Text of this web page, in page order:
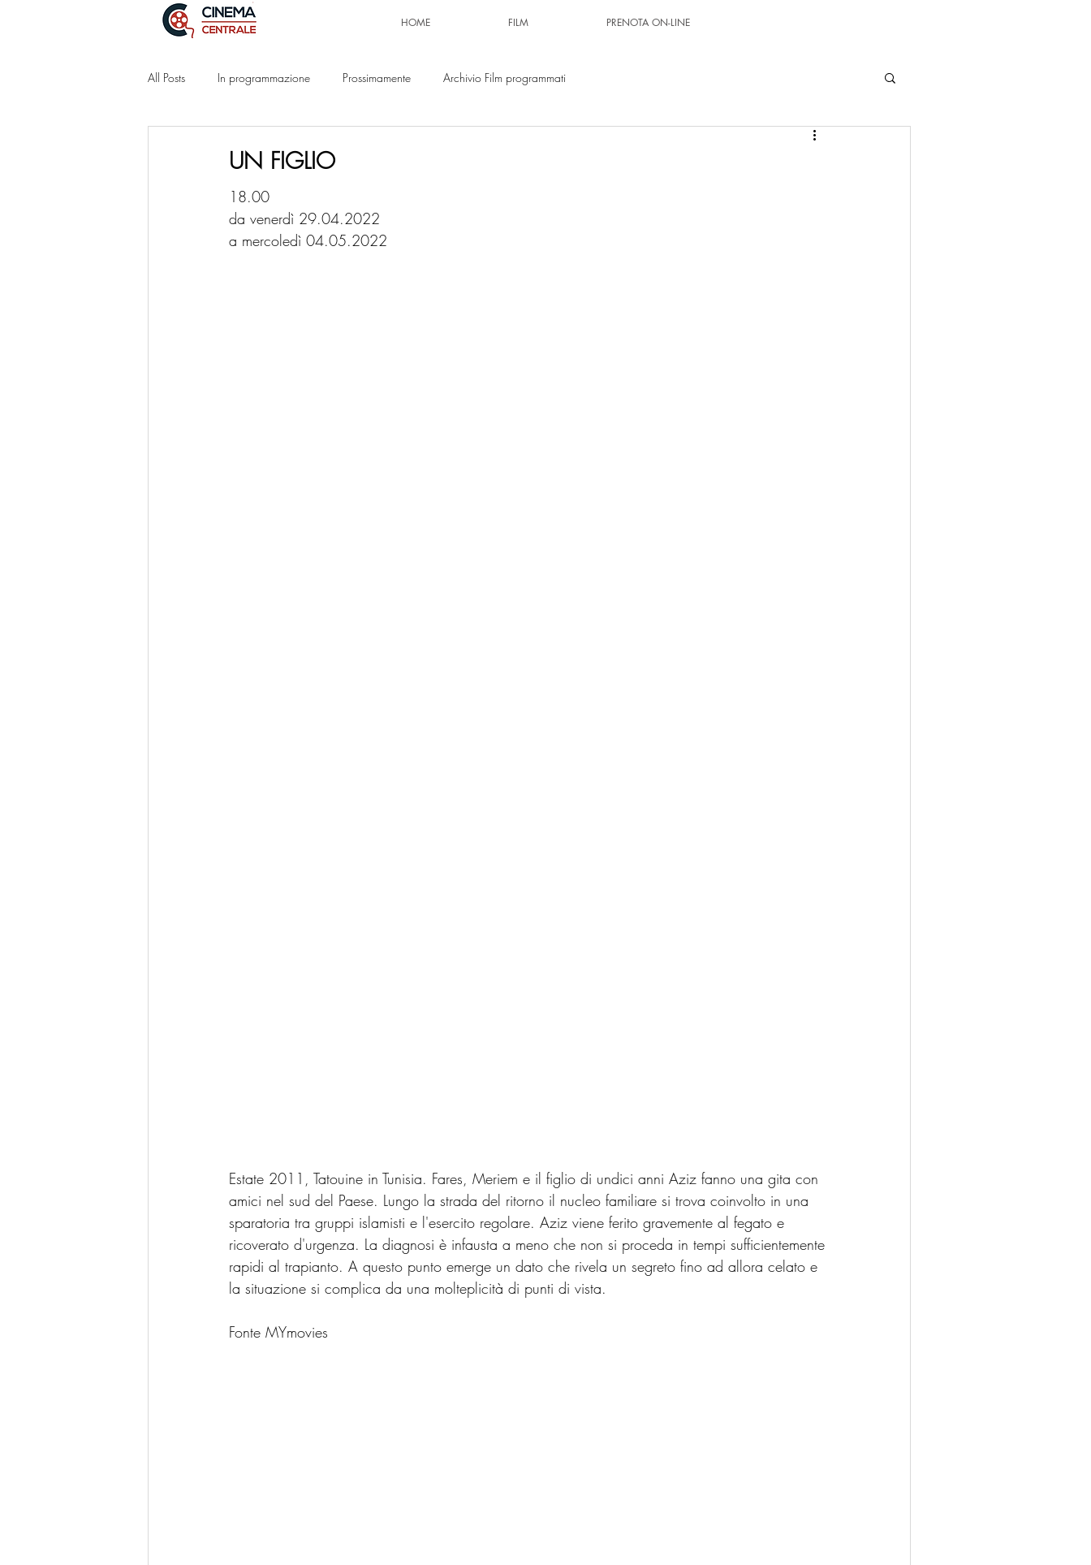
HOME FILM PRENOTA ON-LINE
All Posts In programmazione Prossimamente Archivio Film programmati
UN FIGLIO
18.00
da venerdì 29.04.2022
a mercoledì 04.05.2022
Estate 2011, Tatouine in Tunisia. Fares, Meriem e il figlio di undici anni Aziz fanno una gita con
amici nel sud del Paese. Lungo la strada del ritorno il nucleo familiare si trova coinvolto in una
sparatoria tra gruppi islamisti e l'esercito regolare. Aziz viene ferito gravemente al fegato e
ricoverato d'urgenza. La diagnosi è infausta a meno che non si proceda in tempi sufficientemente
rapidi al trapianto. A questo punto emerge un dato che rivela un segreto fino ad allora celato e
la situazione si complica da una molteplicità di punti di vista.
Fonte MYmovies